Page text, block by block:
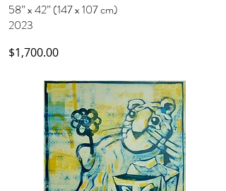
58” x 42” (147 x 107 cm)
2023
$1,700.00